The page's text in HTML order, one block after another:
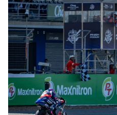
© R. Lekl & S. Wobser